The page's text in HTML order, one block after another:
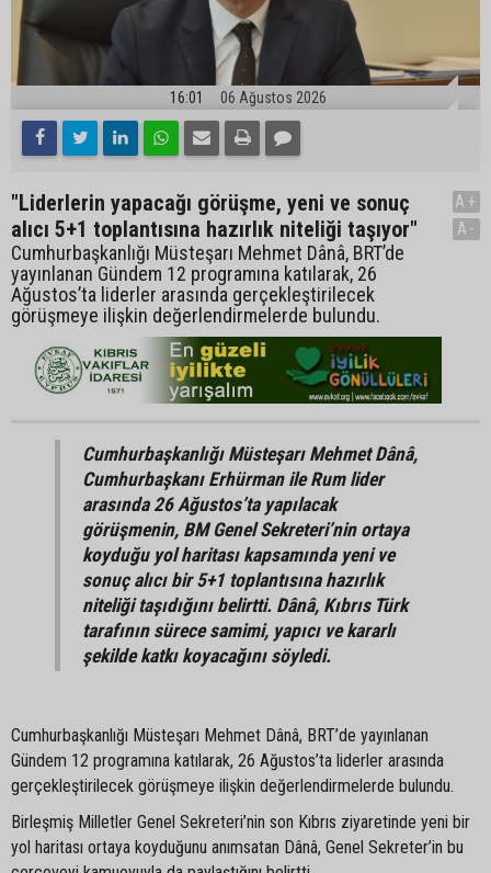
16:01 06 Ağustos 2026
"Liderlerin yapacağı görüşme, yeni ve sonuç
alıcı 5+1 toplantısına hazırlık niteliği taşıyor"
Cumhurbaşkanlığı Müsteşarı Mehmet Dânâ, BRT’de
yayınlanan Gündem 12 programına katılarak, 26
Ağustos’ta liderler arasında gerçekleştirilecek
görüşmeye ilişkin değerlendirmelerde bulundu.
A+
A-
Cumhurbaşkanlığı Müsteşarı Mehmet Dânâ,
Cumhurbaşkanı Erhürman ile Rum lider
arasında 26 Ağustos’ta yapılacak
görüşmenin, BM Genel Sekreteri’nin ortaya
koyduğu yol haritası kapsamında yeni ve
sonuç alıcı bir 5+1 toplantısına hazırlık
niteliği taşıdığını belirtti. Dânâ, Kıbrıs Türk
tarafının sürece samimi, yapıcı ve kararlı
şekilde katkı koyacağını söyledi.
Cumhurbaşkanlığı Müsteşarı Mehmet Dânâ, BRT’de yayınlanan
Gündem 12 programına katılarak, 26 Ağustos’ta liderler arasında
gerçekleştirilecek görüşmeye ilişkin değerlendirmelerde bulundu.
Birleşmiş Milletler Genel Sekreteri’nin son Kıbrıs ziyaretinde yeni bir
yol haritası ortaya koyduğunu anımsatan Dânâ, Genel Sekreter’in bu